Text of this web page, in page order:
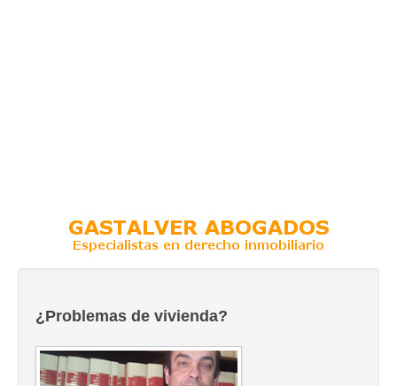
¿Problemas de vivienda?